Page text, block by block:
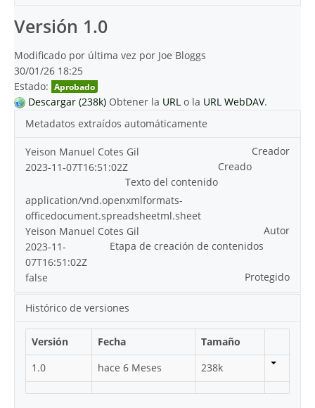
Versión 1.0
Modificado por última vez por Joe Bloggs
30/01/26 18:25
Estado: Aprobado
Descargar (238k) Obtener la URL o la URL WebDAV.
Metadatos extraídos automáticamente
Creador
Yeison Manuel Cotes Gil
Creado
2023-11-07T16:51:02Z
Texto del contenido
application/vnd.openxmlformats-
officedocument.spreadsheetml.sheet
Autor
Yeison Manuel Cotes Gil
Etapa de creación de contenidos
2023-11-
07T16:51:02Z
Protegido
false
Histórico de versiones
Versión Fecha
Tamaño
1.0
hace 6 Meses 238k